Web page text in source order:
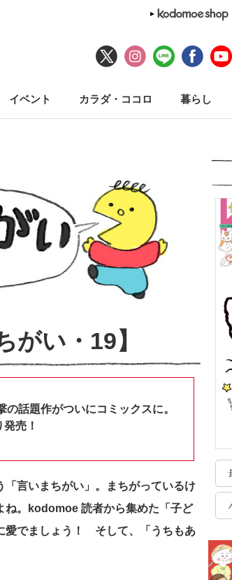
イベント カラダ・ココロ 暮らし
がい・19】
話題作がついにコミックスに。
売！
言いまちがい」。まちがっているけ
ね。kodomoe 読者から集めた「子ど
愛でましょう！ そして、「うちもあ